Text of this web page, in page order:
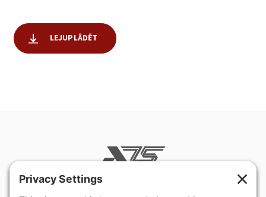
LEJUPLĀDĒT